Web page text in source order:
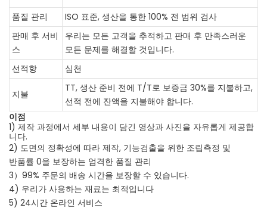
품질 관리
ISO 표준, 생산을 통한 100% 전 범위 검사
판매 후 서비
스
우리는 모든 고객을 추적하고 판매 후 만족스러운
모든 문제를 해결할 것입니다.
선적항
심천
지불
TT, 생산 준비 전에 T/T로 보증금 30%를 지불하고,
선적 전에 잔액을 지불해야 합니다.
이점
1) 제작 과정에서 세부 내용이 담긴 영상과 사진을 자유롭게 제공합
니다.
2) 도면의 정확성에 따라 제작, 기능검출을 위한 조립측정 및
반품률 0을 보장하는 엄격한 품질 관리
3）99% 주문의 배송 시간을 보장할 수 있습니다.
4) 우리가 사용하는 재료는 최적입니다
5) 24시간 온라인 서비스